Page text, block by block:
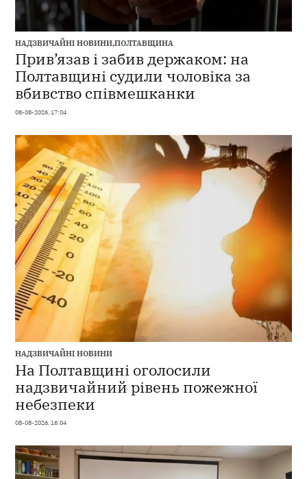
НАДЗВИЧАЙНІ НОВИНИ,ПОЛТАВЩИНА
Прив’язав і забив держаком: на
Полтавщині судили чоловіка за
вбивство співмешканки
08-08-2026, 17:04
НАДЗВИЧАЙНІ НОВИНИ
На Полтавщині оголосили
надзвичайний рівень пожежної
небезпеки
08-08-2026, 16:04